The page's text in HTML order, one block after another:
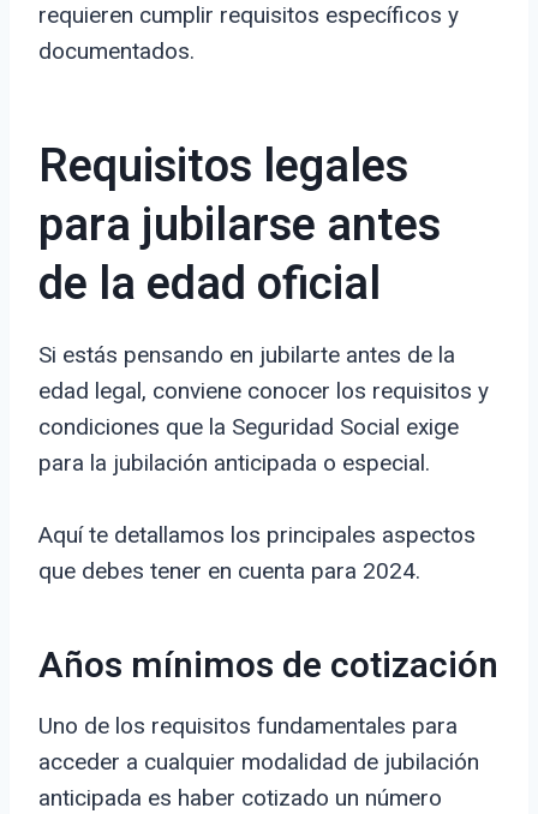
requieren cumplir requisitos específicos y
documentados.
Requisitos legales
para jubilarse antes
de la edad oficial
Si estás pensando en jubilarte antes de la
edad legal, conviene conocer los requisitos y
condiciones que la Seguridad Social exige
para la jubilación anticipada o especial.
Aquí te detallamos los principales aspectos
que debes tener en cuenta para 2024.
Años mínimos de cotización
Uno de los requisitos fundamentales para
acceder a cualquier modalidad de jubilación
anticipada es haber cotizado un número